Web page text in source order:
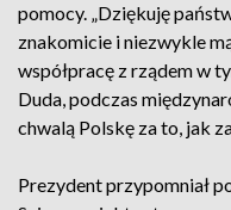
pomocy. „Dziękuję
znakomicie i niezwykle
współpracę z rządem w
Duda, podczas
chwalą Polskę za to, jak
Prezydent przypomniał